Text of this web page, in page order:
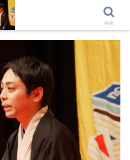
記 プロフィール
検索